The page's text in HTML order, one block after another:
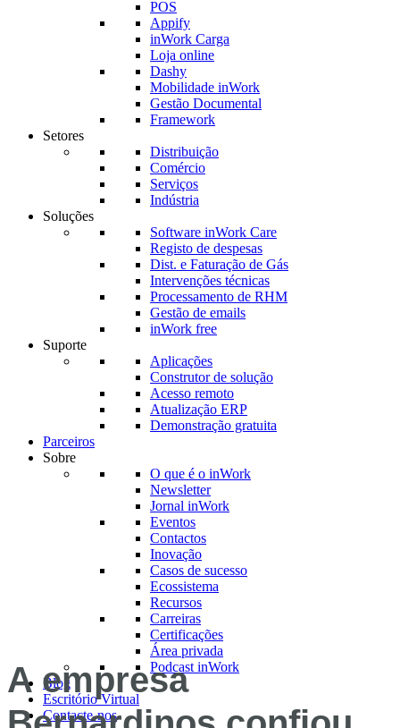
POS
Appify
inWork Carga
Loja online
Dashy
Mobilidade inWork
Gestão Documental
Framework
Setores
Distribuição
Comércio
Serviços
Indústria
Soluções
Software inWork Care
Registo de despesas
Dist. e Faturação de Gás
Intervenções técnicas
Processamento de RHM
Gestão de emails
inWork free
Suporte
Aplicações
Construtor de solução
Acesso remoto
Atualização ERP
Demonstração gratuita
Parceiros
Sobre
O que é o inWork
Newsletter
Jornal inWork
Eventos
Contactos
Inovação
Casos de sucesso
Ecossistema
Recursos
Carreiras
Certificações
Área privada
Podcast inWork
Blog
Escritório Virtual
Contacte-nos
A empresa